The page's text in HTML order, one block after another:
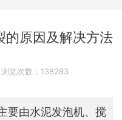
的原因及解决方法
浏览次数：138283
要由水泥发泡机、搅